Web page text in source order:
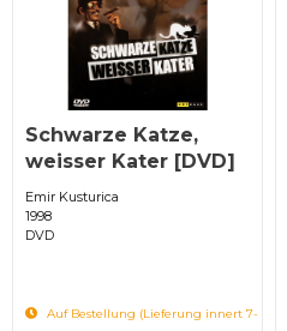
Schwarze Katze,
weisser Kater [DVD]
Emir Kusturica
1998
DVD
Auf Bestellung (Lieferung innert 7-